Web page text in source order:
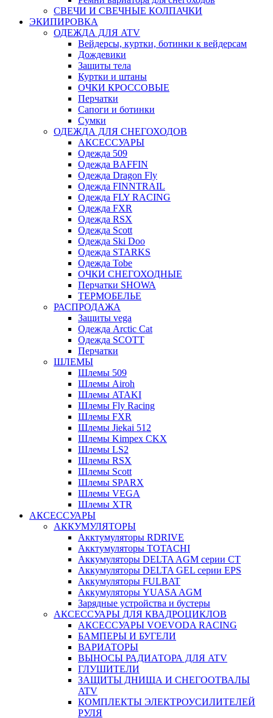
СВЕЧИ И СВЕЧНЫЕ КОЛПАЧКИ
ЭКИПИРОВКА
ОДЕЖДА ДЛЯ ATV
Вейдерсы, куртки, ботинки к вейдерсам
Дождевики
Защиты тела
Куртки и штаны
ОЧКИ КРОССОВЫЕ
Перчатки
Сапоги и ботинки
Сумки
ОДЕЖДА ДЛЯ СНЕГОХОДОВ
АКСЕССУАРЫ
Одежда 509
Одежда BAFFIN
Одежда Dragon Fly
Одежда FINNTRAIL
Одежда FLY RACING
Одежда FXR
Одежда RSX
Одежда Scott
Одежда Ski Doo
Одежда STARKS
Одежда Tobe
ОЧКИ СНЕГОХОДНЫЕ
Перчатки SHOWA
ТЕРМОБЕЛЬЕ
РАСПРОДАЖА
Защиты vega
Одежда Arctic Cat
Одежда SCOTT
Перчатки
ШЛЕМЫ
Шлемы 509
Шлемы Airoh
Шлемы ATAKI
Шлемы Fly Racing
Шлемы FXR
Шлемы Jiekai 512
Шлемы Kimpex CKX
Шлемы LS2
Шлемы RSX
Шлемы Scott
Шлемы SPARX
Шлемы VEGA
Шлемы XTR
АКСЕССУАРЫ
АККУМУЛЯТОРЫ
Акктумуляторы RDRIVE
Акктумуляторы TOTACHI
Аккумуляторы DELTA AGM серии CT
Аккумуляторы DELTA GEL серии EPS
Аккумуляторы FULBAT
Аккумуляторы YUASA AGM
Зарядные устройства и бустеры
АКСЕССУАРЫ ДЛЯ КВАДРОЦИКЛОВ
АКСЕССУАРЫ VOEVODA RACING
БАМПЕРЫ И БУГЕЛИ
ВАРИАТОРЫ
ВЫНОСЫ РАДИАТОРА ДЛЯ ATV
ГЛУШИТЕЛИ
ЗАЩИТЫ ДНИЩА И СНЕГООТВАЛЫ
ATV
КОМПЛЕКТЫ ЭЛЕКТРОУСИЛИТЕЛЕЙ
РУЛЯ